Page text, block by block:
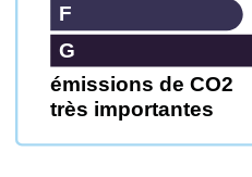
émissions de CO2
très importantes
G
F